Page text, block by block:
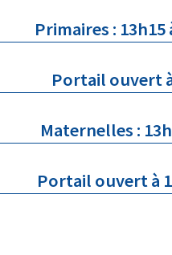
: 13h15
ouvert à
:
ouvert à